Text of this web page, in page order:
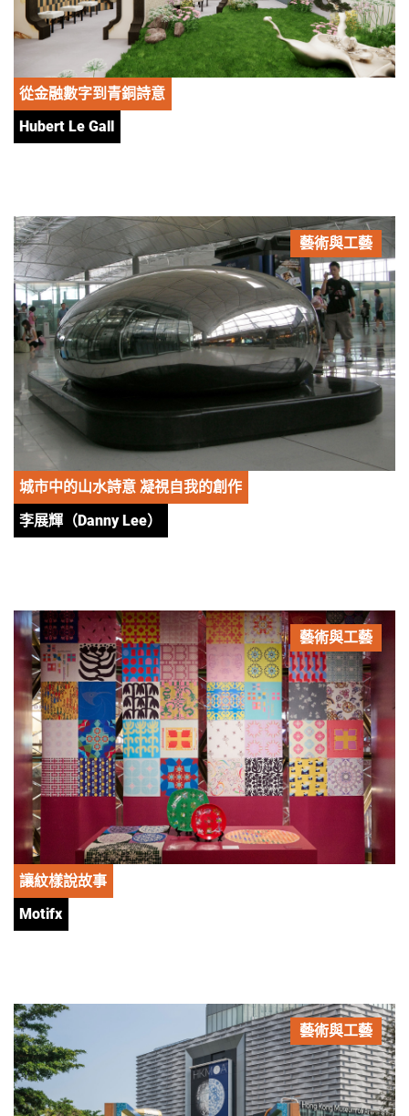
從金融數字到青銅詩意
Hubert Le Gall
藝術與工藝
城市中的山水詩意 凝視自我的創作
李展輝（Danny Lee）
藝術與工藝
讓紋樣說故事
Motifx
藝術與工藝